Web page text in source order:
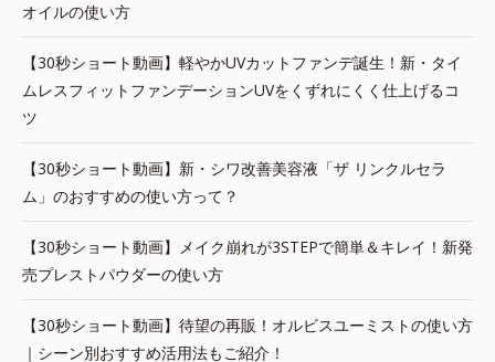
オイルの使い方
【30秒ショート動画】軽やかUVカットファンデ誕生！新・タイ
ムレスフィットファンデーションUVをくずれにくく仕上げるコ
ツ
【30秒ショート動画】新・シワ改善美容液「ザ リンクルセラ
ム」のおすすめの使い方って？
【30秒ショート動画】メイク崩れが3STEPで簡単＆キレイ！新発
売プレストパウダーの使い方
【30秒ショート動画】待望の再販！オルビスユーミストの使い方
｜シーン別おすすめ活用法もご紹介！